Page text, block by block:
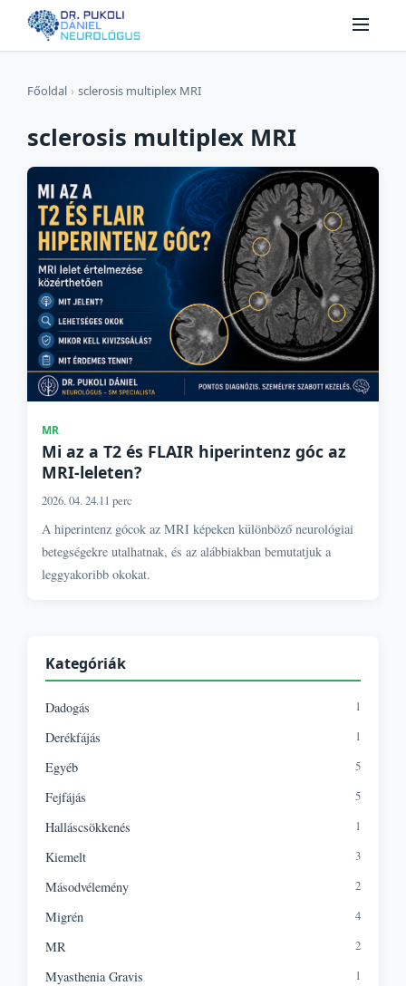
Főoldal › sclerosis multiplex MRI
sclerosis multiplex MRI
MR
Mi az a T2 és FLAIR hiperintenz góc az
MRI-leleten?
2026. 04. 24.11 perc
A hiperintenz gócok az MRI képeken különböző neurológiai
betegségekre utalhatnak, és az alábbiakban bemutatjuk a
leggyakoribb okokat.
Kategóriák
Dadogás 1
Derékfájás 1
Egyéb 5
Fejfájás 5
Halláscsökkenés 1
Kiemelt 3
Másodvélemény 2
Migrén 4
MR 2
Myasthenia Gravis 1